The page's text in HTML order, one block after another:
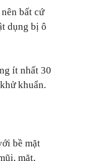
bất cứ
dụng bị ô
ít nhất 30
khuẩn.
bề mặt
mặt,